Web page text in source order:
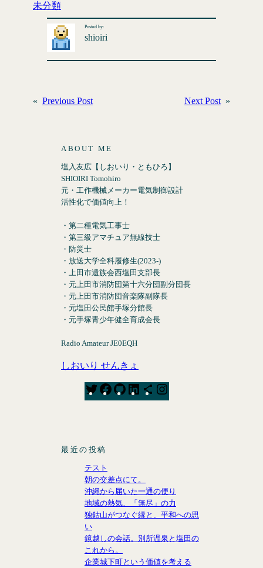
未分類
Posted by:
shioiri
« Previous Post Next Post »
ABOUT ME
塩入友広【しおいり・ともひろ】
SHIOIRI Tomohiro
元・工作機械メーカー電気制御設計
活性化で価値向上！
・第二種電気工事士
・第三級アマチュア無線技士
・防災士
・放送大学全科履修生(2023-)
・上田市遺族会西塩田支部長
・元上田市消防団第十六分団副分団長
・元上田市消防団音楽隊副隊長
・元塩田公民館手塚分館長
・元手塚青少年健全育成会長
Radio Amateur JE0EQH
しおいり せんきょ
T
w
t
r
F
a
k
G
i
L
i
S
h
o
n
n
a
m
最近の投稿
テスト
朝の交差点にて。
沖縄から届いた一通の便り
地域の熱気、「無尽」の力
独鈷山がつなぐ縁と、平和への思
い
鏡越しの会話。別所温泉と塩田の
これから。
企業城下町という価値を考える